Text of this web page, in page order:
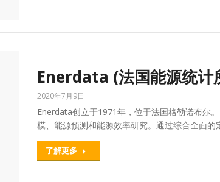
Enerdata (法国能源统计
2020年7月9日
Enerdata创立于1971年，位于法国格勒诺布尔
模、能源预测和能源效率研究。通过综合全面
了解更多